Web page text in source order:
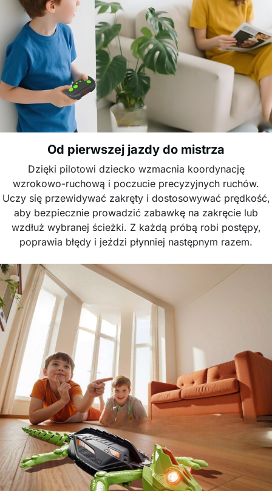
Od pierwszej jazdy do mistrza
Dzięki pilotowi dziecko wzmacnia koordynację
wzrokowo-ruchową i poczucie precyzyjnych ruchów.
Uczy się przewidywać zakręty i dostosowywać prędkość,
aby bezpiecznie prowadzić zabawkę na zakręcie lub
wzdłuż wybranej ścieżki. Z każdą próbą robi postępy,
poprawia błędy i jeździ płynniej następnym razem.